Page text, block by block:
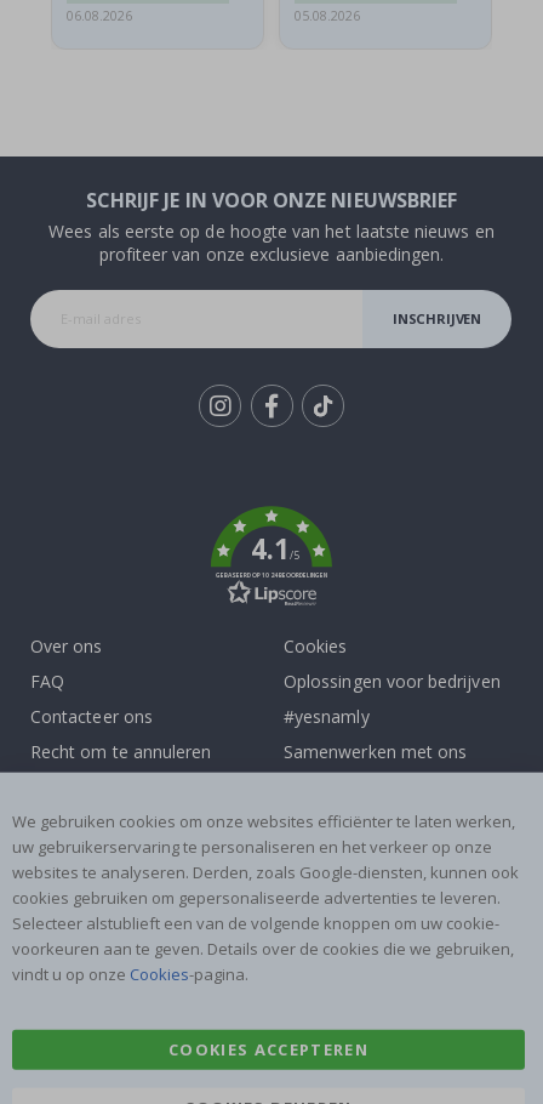
06.08.2026
05.08.2026
SCHRIJF JE IN VOOR ONZE NIEUWSBRIEF
Wees als eerste op de hoogte van het laatste nieuws en
profiteer van onze exclusieve aanbiedingen.
INSCHRIJVEN
4.1/5
GEBASEERD OP 1024 BEOORDELINGEN
Over ons
FAQ
Contacteer ons
Recht om te annuleren
Inspiratie
Cookies
Oplossingen voor bedrijven
#yesnamly
Samenwerken met ons
Beoordelingen
Populaire Categorieën
Naamstickers
Muurstickers
Tegelstickers
Posters
We gebruiken cookies om onze websites efficiënter te laten werken,
uw gebruikerservaring te personaliseren en het verkeer op onze
websites te analyseren. Derden, zoals Google-diensten, kunnen ook
cookies gebruiken om gepersonaliseerde advertenties te leveren.
Selecteer alstublieft een van de volgende knoppen om uw cookie-
voorkeuren aan te geven. Details over de cookies die we gebruiken,
vindt u op onze Cookies-pagina.
COOKIES ACCEPTEREN